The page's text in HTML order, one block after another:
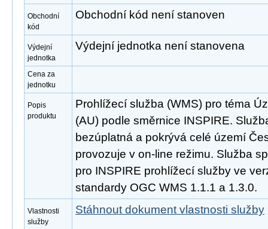
Obchodní
kód
Obchodní kód není stanoven
Výdejní
jednotka
Výdejní jednotka není stanovena
Cena za
jednotku
Popis
produktu
Prohlížecí služba (WMS) pro téma
(AU) podle směrnice INSPIRE.
bezúplatná a pokrývá celé území
provozuje v on-line režimu. Služba
pro INSPIRE prohlížecí služby ve
standardy OGC WMS 1.1.1 a 1.3.0.
Vlastnosti
služby
Stáhnout dokument vlastnosti služby